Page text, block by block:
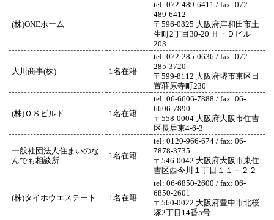
(株)ONEホーム
tel: 072-489-6411 / fax: 072-
489-6412
〒596-0825 大阪府岸和田市土
生町2丁目30-20 Ｈ・Ｄビル
203
大川商事(株) 1名在籍
tel: 072-285-0636 / fax: 072-
285-3720
〒599-8112 大阪府堺市東区日
置荘原寺町230
(株)ＯＳビルド 1名在籍
tel: 06-6606-7888 / fax: 06-
6606-7890
〒558-0004 大阪府大阪市住吉
区長居東4-6-3
一般社団法人住まいのな
んでも相談所
1名在籍
tel: 0120-966-674 / fax: 06-
7878-3735
〒546-0042 大阪府大阪市東住
吉区西今川１丁目１１－２２
(株)タイホウエステート 1名在籍
tel: 06-6850-2600 / fax: 06-
6850-2601
〒560-0022 大阪府豊中市北桜
塚2丁目14番5号